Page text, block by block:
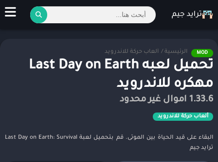
MOD الرئيسية / ألعاب حركة للاندرويد
تحميل لعبه Last Day on Earth
مهكره للاندرويد
1.33.6 اموال غير محدود
ألعاب حركة للاندرويد
البقاء على قيد الحياة بين الموتى. قم بتحميل لعبة Last Day on Earth: Survival
ترايد جيم